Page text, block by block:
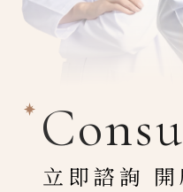
立即諮詢